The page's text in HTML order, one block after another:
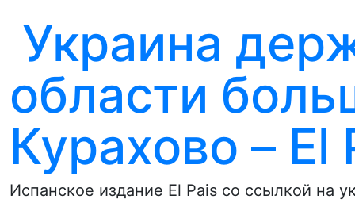
Украина
области
Курахово – El
Испанское издание El Pais со ссылкой на